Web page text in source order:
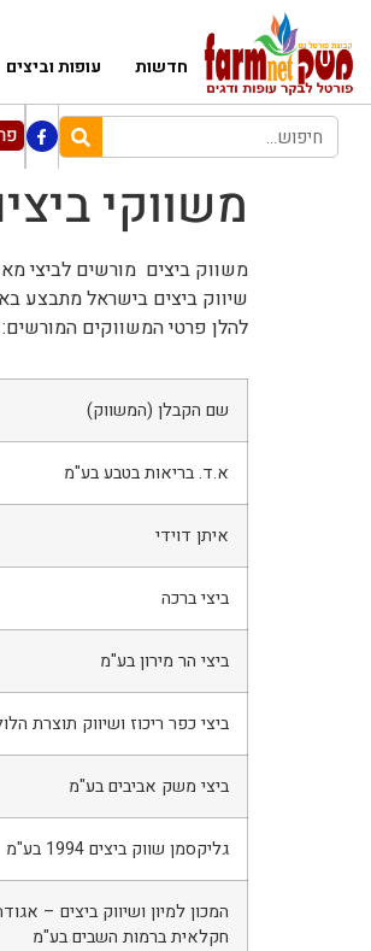
חדשות עופות וביצים
משווקי
משווק ביצים מורשים לביצי
שיווק ביצים בישראל מתבצע
להלן פרטי המשווקים המורשים:
שם הקבלן (המשווק)
א.ד. בריאות בטבע בע"מ
איתן דוידי
ביצי ברכה
ביצי הר מירון בע"מ
ביצי כפר ריכוז ושיווק תוצרת
ביצי משק אביבים בע"מ
גליקסמן שווק ביצים 1994 בע"מ
המכון למיון ושיווק ביצים –
חקלאית ברמות השבים בע"מ